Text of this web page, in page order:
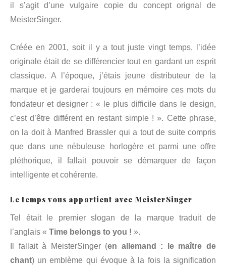
il s’agit d’une vulgaire copie du concept orignal de
MeisterSinger.
Créée en 2001, soit il y a tout juste vingt temps, l’idée
originale était de se différencier tout en gardant un esprit
classique. A l’époque, j’étais jeune distributeur de la
marque et je garderai toujours en mémoire ces mots du
fondateur et designer : « le plus difficile dans le design,
c’est d’être différent en restant simple ! ». Cette phrase,
on la doit à Manfred Brassler qui a tout de suite compris
que dans une nébuleuse horlogère et parmi une offre
pléthorique, il fallait pouvoir se démarquer de façon
intelligente et cohérente.
Le temps vous appartient avec MeisterSinger
Tel était le premier slogan de la marque traduit de
l’anglais « Time belongs to you ! ».
Il fallait à MeisterSinger (en allemand : le maître de
chant) un emblème qui évoque à la fois la signification